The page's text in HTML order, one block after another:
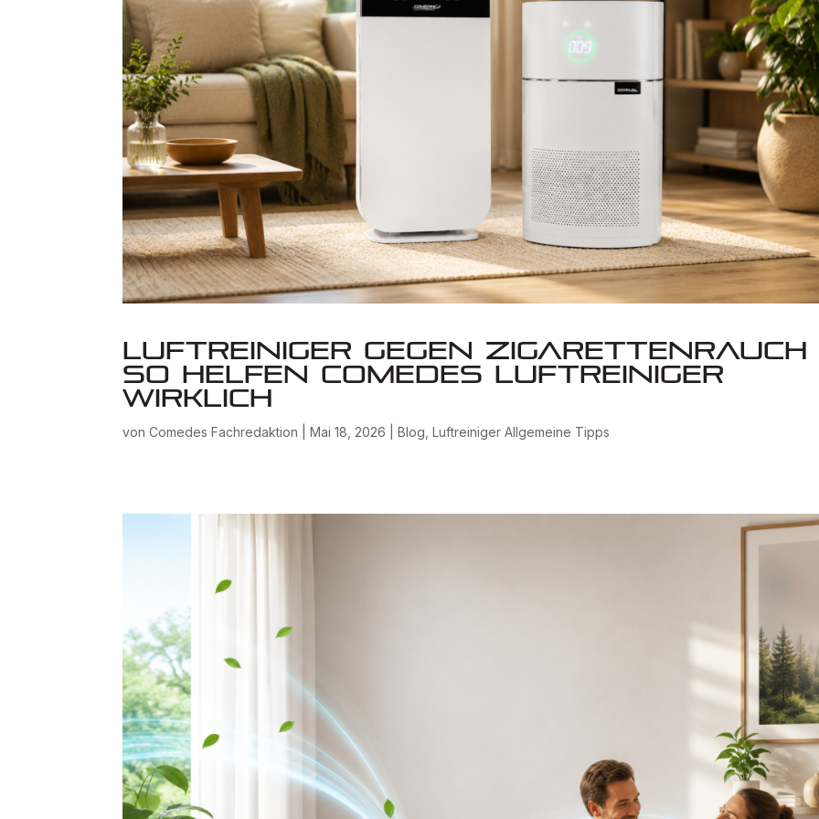
Luftreiniger gegen Zigarettenrauch
So helfen Comedes Luftreiniger
wirklich
vonComedes Fachredaktion |Mai 18, 2026 |Blog ,Luftreiniger Allgemeine Tipps